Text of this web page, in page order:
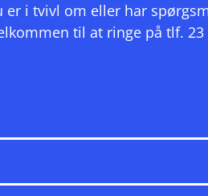
er i tvivl om eller har
til at ringe på tlf. 23